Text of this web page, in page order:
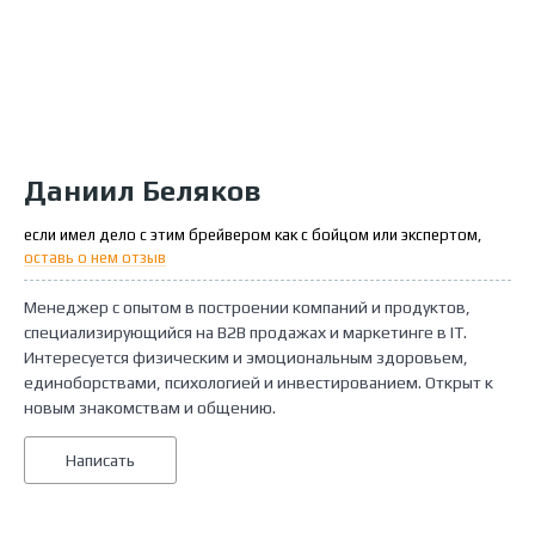
Даниил Беляков
если имел дело с этим брейвером как с бойцом или экспертом,
оставь о нем отзыв
Менеджер с опытом в построении компаний и продуктов,
специализирующийся на B2B продажах и маркетинге в IT.
Интересуется физическим и эмоциональным здоровьем,
единоборствами, психологией и инвестированием. Открыт к
новым знакомствам и общению.
Написать